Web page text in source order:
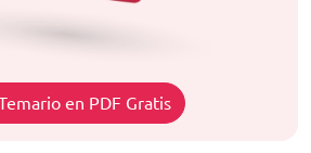
en PDF Gratis